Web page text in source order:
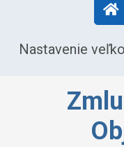
Nastavenie